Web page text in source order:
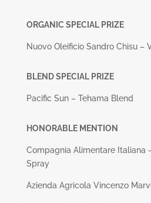
ORGANIC SPECIAL PRIZE
Nuovo Oleificio Sandro Chisu –
BLEND SPECIAL PRIZE
Pacific Sun – Tehama Blend
HONORABLE MENTION
Compagnia Alimentare Italiana
Spray
Azienda Agricola Vincenzo